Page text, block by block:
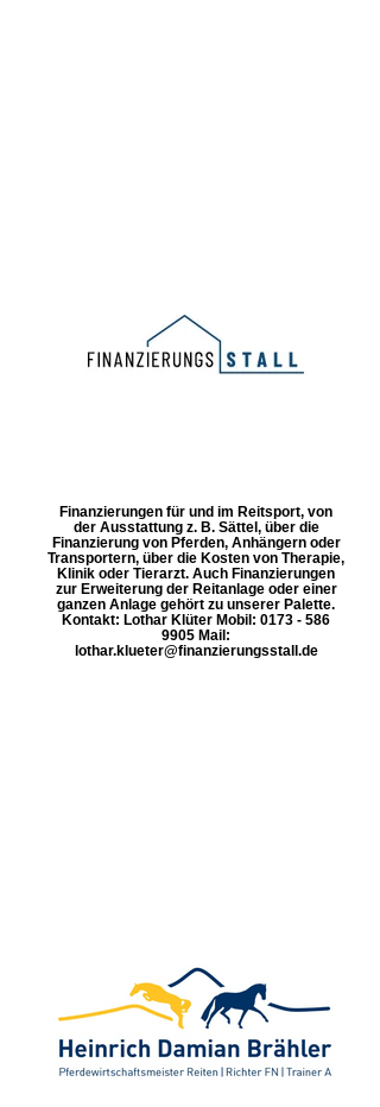
Finanzierungen für und im Reitsport, von
der Ausstattung z. B. Sättel, über die
Finanzierung von Pferden, Anhängern oder
Transportern, über die Kosten von Therapie,
Klinik oder Tierarzt. Auch Finanzierungen
zur Erweiterung der Reitanlage oder einer
ganzen Anlage gehört zu unserer Palette.
Kontakt: Lothar Klüter Mobil: 0173 - 586
9905 Mail:
lothar.klueter@finanzierungsstall.de